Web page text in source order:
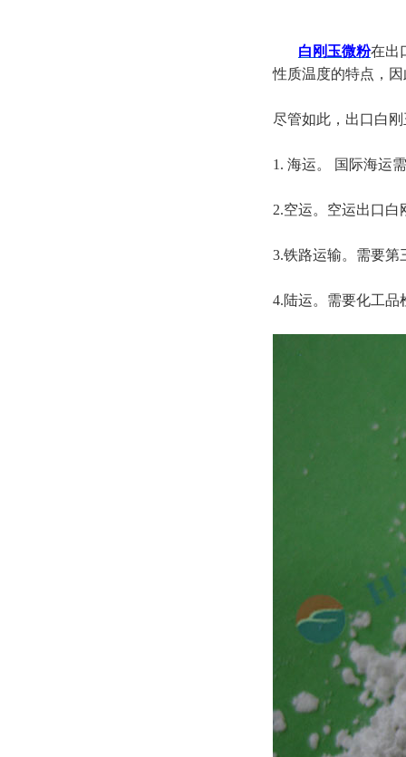
白刚玉微粉在出
性质温度的特点，
尽管如此，出口白
1. 海运。 国际海运
2.空运。空运出口
3.铁路运输。需要第
4.陆运。需要化工品